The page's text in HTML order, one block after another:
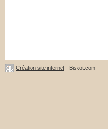
Création site internet - Biskot.com